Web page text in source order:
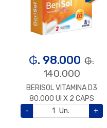
₲. 98.000 ₲.
140.000
BERISOL VITAMINA D3
80.000 UI X 2 CAPS
-
Un. +